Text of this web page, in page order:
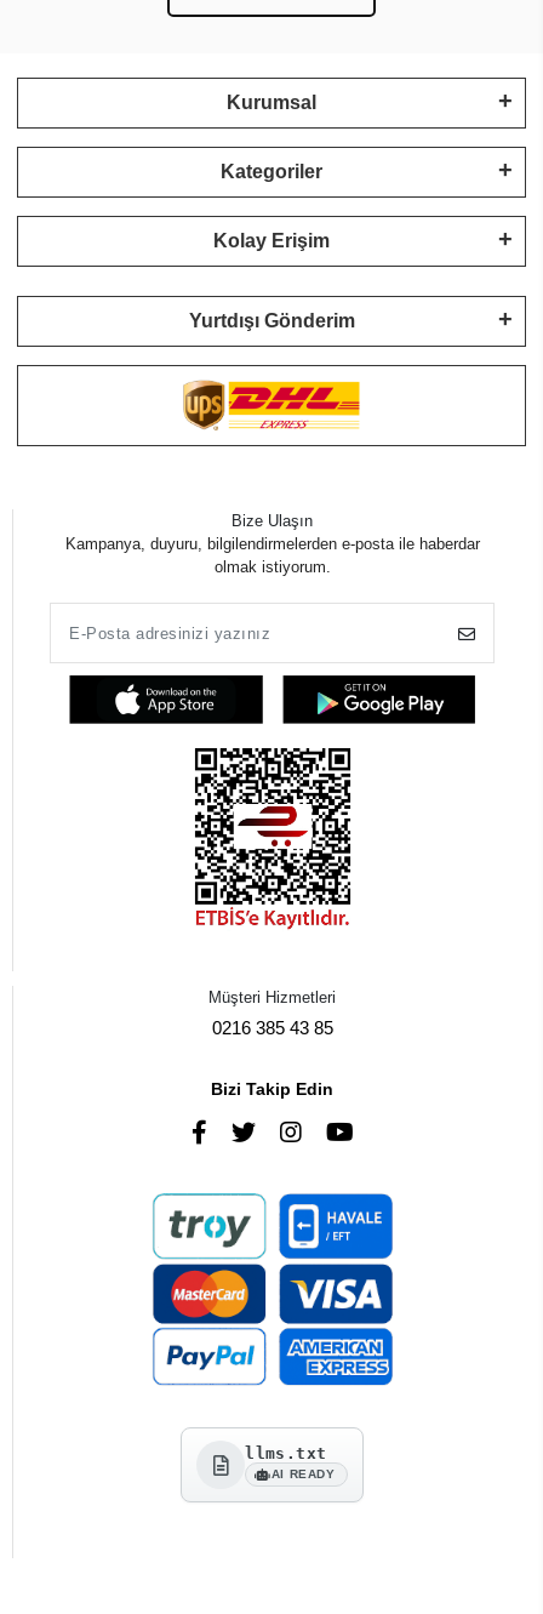
Kurumsal
Kategoriler
Kolay Erişim
Yurtdışı Gönderim
Bize Ulaşın
Kampanya, duyuru, bilgilendirmelerden e-posta ile haberdar
olmak istiyorum.
Müşteri Hizmetleri
0216 385 43 85
Bizi Takip Edin
llms.txt
AI READY